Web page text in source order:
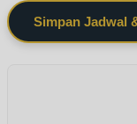
Simpan Jadwal